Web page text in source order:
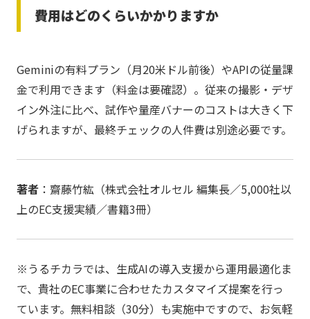
費用はどのくらいかかりますか
Geminiの有料プラン（月20米ドル前後）やAPIの従量課
金で利用できます（料金は要確認）。従来の撮影・デザ
イン外注に比べ、試作や量産バナーのコストは大きく下
げられますが、最終チェックの人件費は別途必要です。
著者：齋藤竹紘（株式会社オルセル 編集長／5,000社以
上のEC支援実績／書籍3冊）
※うるチカラでは、生成AIの導入支援から運用最適化ま
で、貴社のEC事業に合わせたカスタマイズ提案を行っ
ています。無料相談（30分）も実施中ですので、お気軽